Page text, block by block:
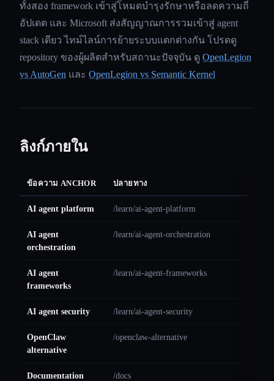
ทั้งสอง framework เข้าสู่โหมดบำรุงรักษาหรือลดความถี่
อัปเดต และ Microsoft ส่งสัญญาณการรวมเข้าสู่ agent
stack เดียว ไทม์ไลน์การย้ายระบบแตกต่างกัน โปรดดู
repository ของผู้ผลิตสำหรับสถานะปัจจุบัน ดู OpenLegion
vs AutoGen และ OpenLegion vs Semantic Kernel
ลิงก์ภายใน
ข้อความ ANCHOR ปลายทาง
AI agent platform /learn/ai-agent-platform
AI agent
orchestration
/learn/ai-agent-orchestration
AI agent
frameworks
/learn/ai-agent-frameworks
AI agent security /learn/ai-agent-security
OpenClaw
alternative
/openclaw-alternative
Documentation /docs